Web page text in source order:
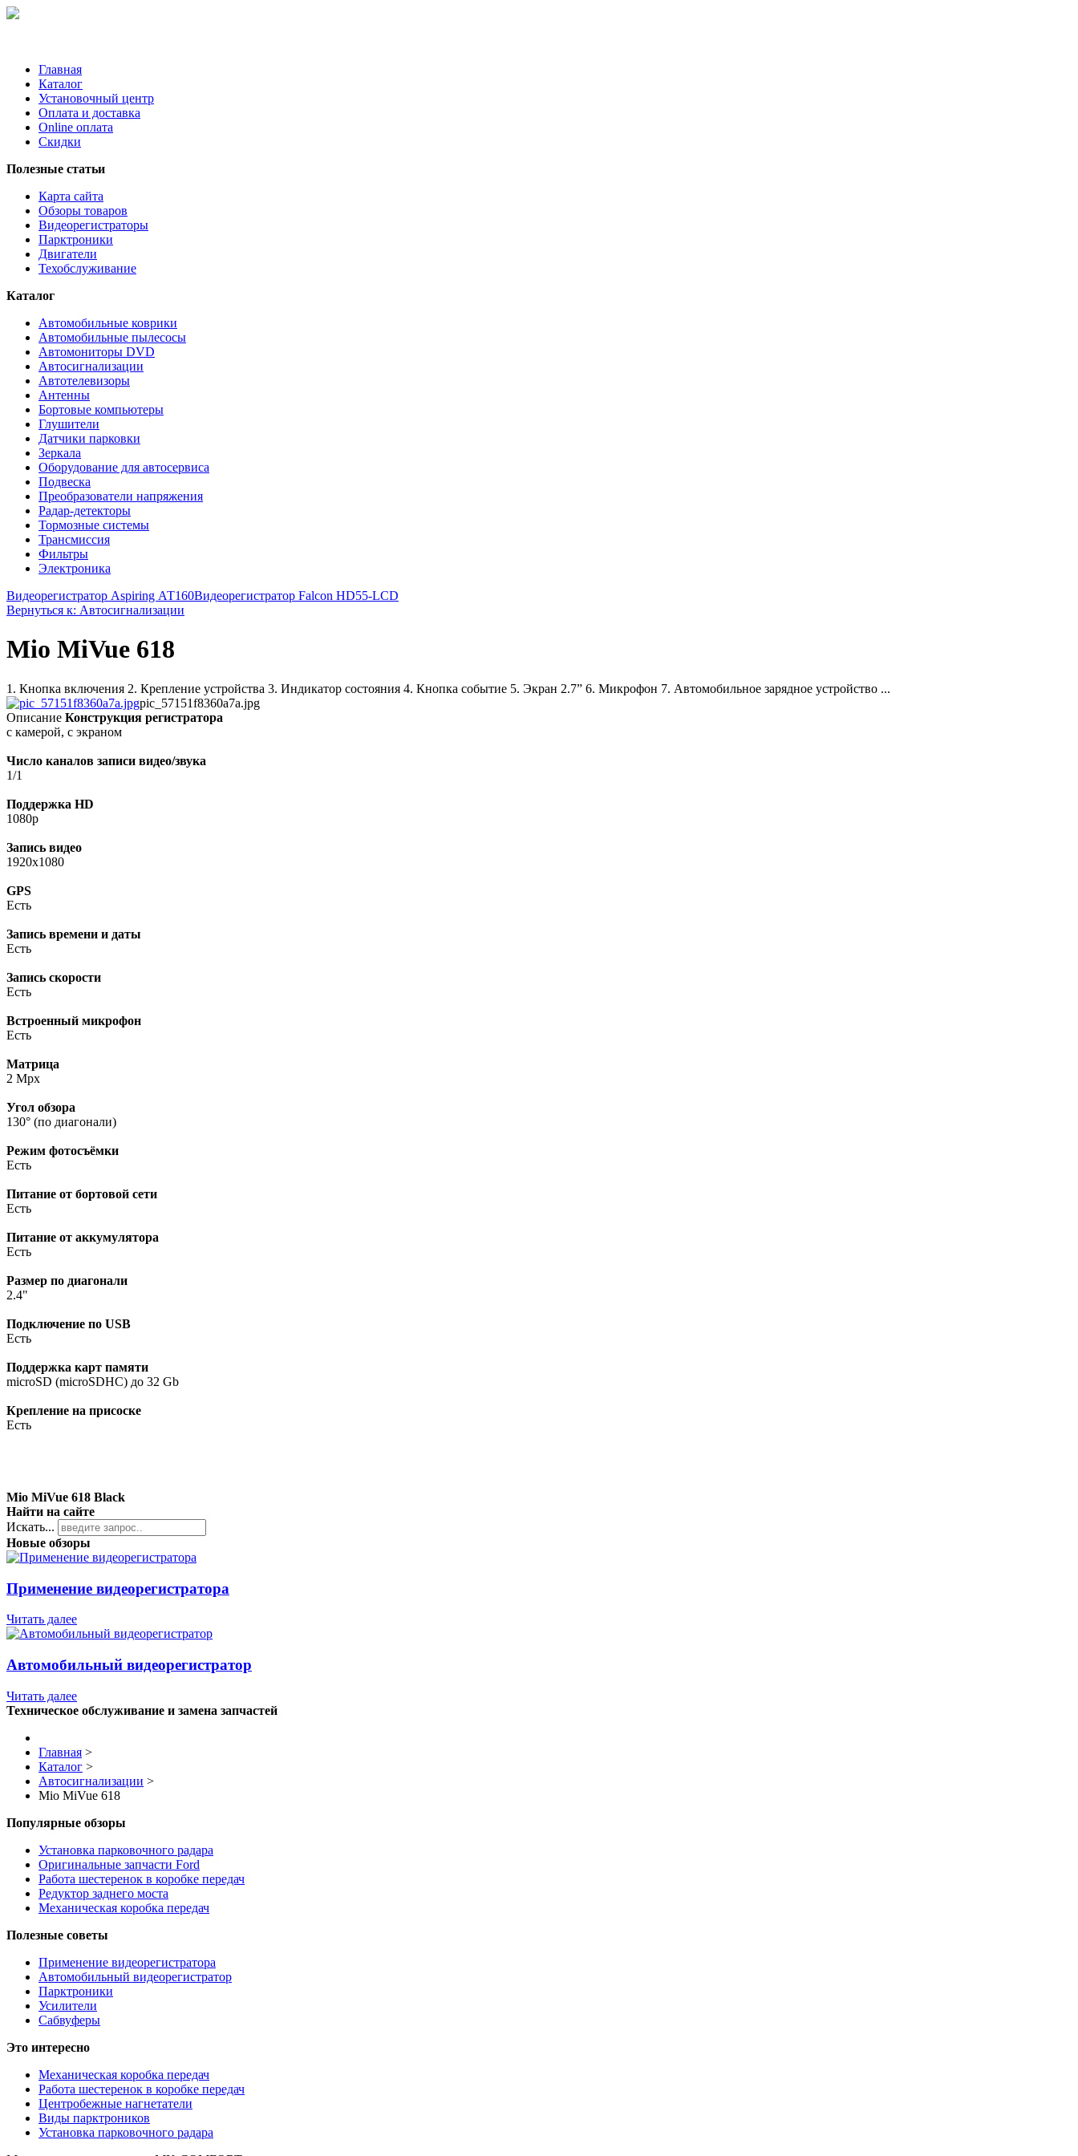
Главная
Каталог
Установочный центр
Оплата и доставка
Online оплата
Скидки
Полезные статьи
Карта сайта
Обзоры товаров
Видеорегистраторы
Парктроники
Двигатели
Техобслуживание
Каталог
Автомобильные коврики
Автомобильные пылесосы
Автомониторы DVD
Автосигнализации
Автотелевизоры
Антенны
Бортовые компьютеры
Глушители
Датчики парковки
Зеркала
Оборудование для автосервиса
Подвеска
Преобразователи напряжения
Радар-детекторы
Тормозные системы
Трансмиссия
Фильтры
Электроника
Видеорегистратор Aspiring АТ160Видеорегистратор Falcon HD55-LCD
Вернуться к: Автосигнализации
Mio MiVue 618
1. Кнопка включения 2. Крепление устройства 3. Индикатор состояния 4. Кнопка событие 5. Экран 2.7” 6. Микрофон 7. Автомобильное зарядное устройство ...
pic_57151f8360a7a.jpg
Описание Конструкция регистратора
с камерой, с экраном
Число каналов записи видео/звука
1/1
Поддержка HD
1080p
Запись видео
1920x1080
GPS
Есть
Запись времени и даты
Есть
Запись скорости
Есть
Встроенный микрофон
Есть
Матрица
2 Mpx
Угол обзора
130° (по диагонали)
Режим фотосъёмки
Есть
Питание от бортовой сети
Есть
Питание от аккумулятора
Есть
Размер по диагонали
2.4"
Подключение по USB
Есть
Поддержка карт памяти
microSD (microSDHC) до 32 Gb
Крепление на присоске
Есть
Mio MiVue 618 Black
Найти на сайте
Искать...
Новые обзоры
Применение видеорегистратора
Читать далее
Автомобильный видеорегистратор
Читать далее
Техническое обслуживание и замена запчастей
Главная >
Каталог >
Автосигнализации >
Mio MiVue 618
Популярные обзоры
Установка парковочного радара
Оригинальные запчасти Ford
Работа шестеренок в коробке передач
Редуктор заднего моста
Механическая коробка передач
Полезные советы
Применение видеорегистратора
Автомобильный видеорегистратор
Парктроники
Усилители
Cабвуферы
Это интересно
Механическая коробка передач
Работа шестеренок в коробке передач
Центробежные нагнетатели
Виды парктроников
Установка парковочного радара